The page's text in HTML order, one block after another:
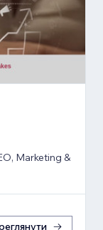
Marketing &